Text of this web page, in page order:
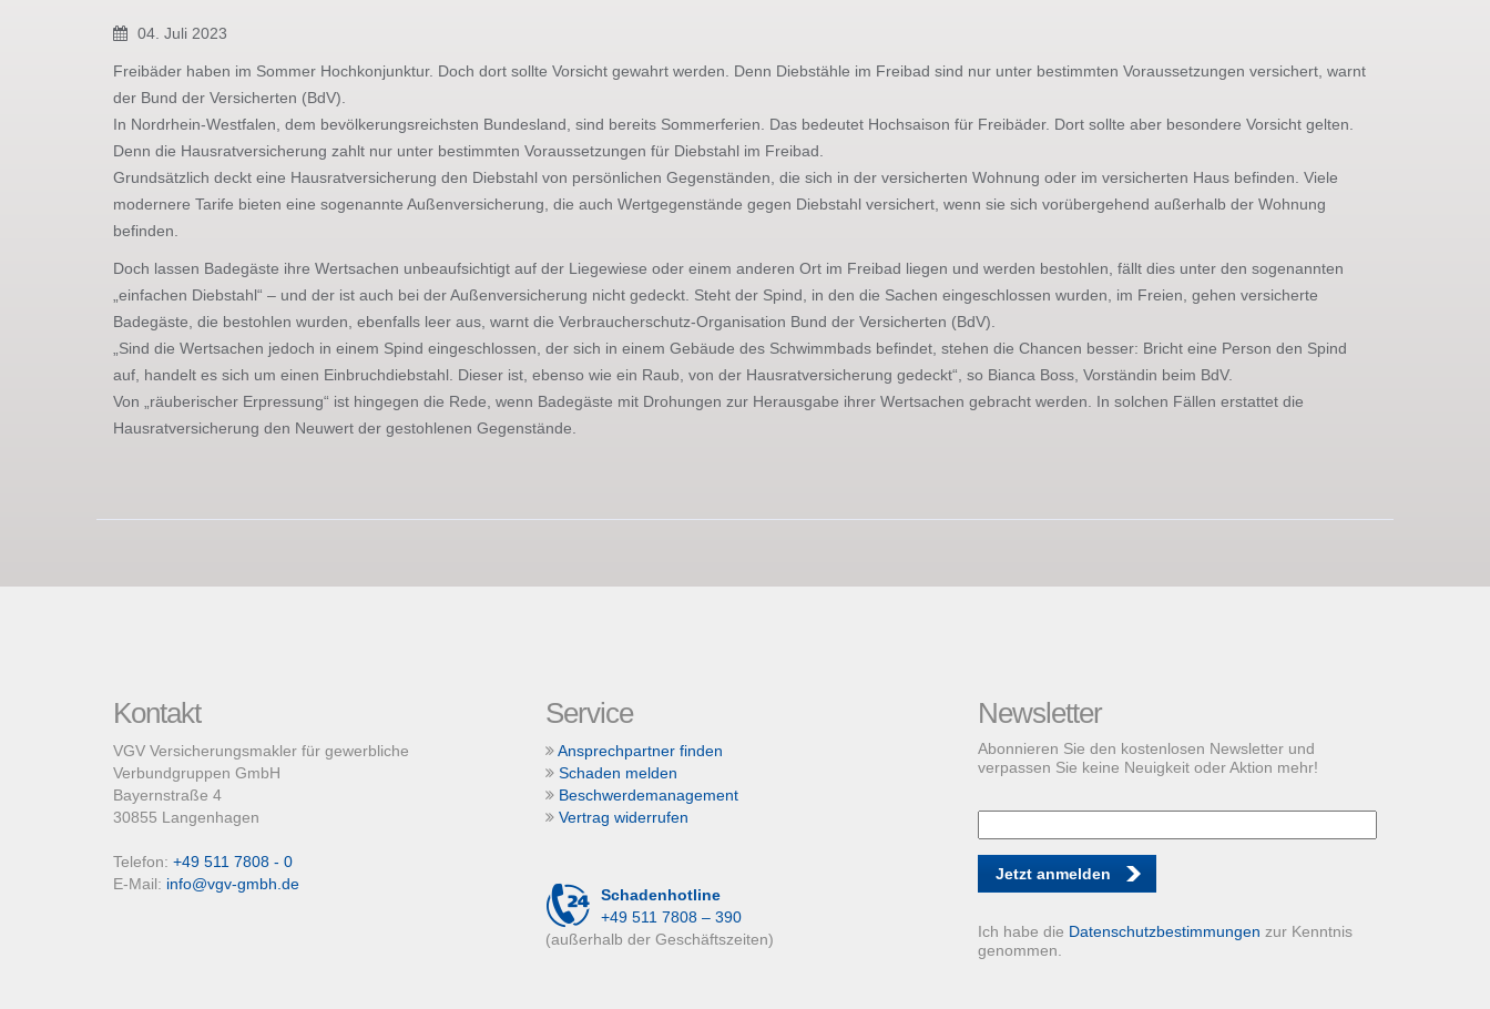
04. Juli 2023
Freibäder haben im Sommer Hochkonjunktur. Doch dort sollte Vorsicht gewahrt werden. Denn Diebstähle im Freibad sind nur unter bestimmten Voraussetzungen versichert, warnt
der Bund der Versicherten (BdV).
In Nordrhein-Westfalen, dem bevölkerungsreichsten Bundesland, sind bereits Sommerferien. Das bedeutet Hochsaison für Freibäder. Dort sollte aber besondere Vorsicht gelten.
Denn die Hausratversicherung zahlt nur unter bestimmten Voraussetzungen für Diebstahl im Freibad.
Grundsätzlich deckt eine Hausratversicherung den Diebstahl von persönlichen Gegenständen, die sich in der versicherten Wohnung oder im versicherten Haus befinden. Viele
modernere Tarife bieten eine sogenannte Außenversicherung, die auch Wertgegenstände gegen Diebstahl versichert, wenn sie sich vorübergehend außerhalb der Wohnung
befinden.
Doch lassen Badegäste ihre Wertsachen unbeaufsichtigt auf der Liegewiese oder einem anderen Ort im Freibad liegen und werden bestohlen, fällt dies unter den sogenannten
„einfachen Diebstahl“ – und der ist auch bei der Außenversicherung nicht gedeckt. Steht der Spind, in den die Sachen eingeschlossen wurden, im Freien, gehen versicherte
Badegäste, die bestohlen wurden, ebenfalls leer aus, warnt die Verbraucherschutz-Organisation Bund der Versicherten (BdV).
„Sind die Wertsachen jedoch in einem Spind eingeschlossen, der sich in einem Gebäude des Schwimmbads befindet, stehen die Chancen besser: Bricht eine Person den Spind
auf, handelt es sich um einen Einbruchdiebstahl. Dieser ist, ebenso wie ein Raub, von der Hausratversicherung gedeckt“, so Bianca Boss, Vorständin beim BdV.
Von „räuberischer Erpressung“ ist hingegen die Rede, wenn Badegäste mit Drohungen zur Herausgabe ihrer Wertsachen gebracht werden. In solchen Fällen erstattet die
Hausratversicherung den Neuwert der gestohlenen Gegenstände.
Kontakt
VGV Versicherungsmakler für gewerbliche
Verbundgruppen GmbH
Bayernstraße 4
30855 Langenhagen
Telefon: +49 511 7808 - 0
E-Mail: info@vgv-gmbh.de
Service
Ansprechpartner finden
Schaden melden
Beschwerdemanagement
Vertrag widerrufen
Schadenhotline
+49 511 7808 – 390
(außerhalb der Geschäftszeiten)
Newsletter
Abonnieren Sie den kostenlosen Newsletter und
verpassen Sie keine Neuigkeit oder Aktion mehr!
Jetzt anmelden
Ich habe die Datenschutzbestimmungen zur Kenntnis
genommen.